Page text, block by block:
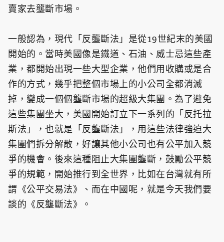
賣家去壟斷市場。
一般認為，現代「反壟斷法」是從19世紀末的美國
開始的。當時美國像是鐵道、石油、威士忌這些產
業，都開始出現一些大型企業，他們用收購或是合
作的方式，幾乎把整個市場上的小公司全都消滅
掉，變成一個個壟斷市場的超級大集團。為了避免
這些集團坐大，美國開始訂立下一系列的「反托拉
斯法」，也就是「反壟斷法」，用這些法律強迫大
集團們拆分解散，好讓其他小公司也有公平加入競
爭的機會。後來這種阻止大集團壟斷，鼓勵公平競
爭的規範，開始推行到全世界，比如在台灣就有所
謂《公平交易法》、而在中國呢，就是今天我們要
談的《反壟斷法》。